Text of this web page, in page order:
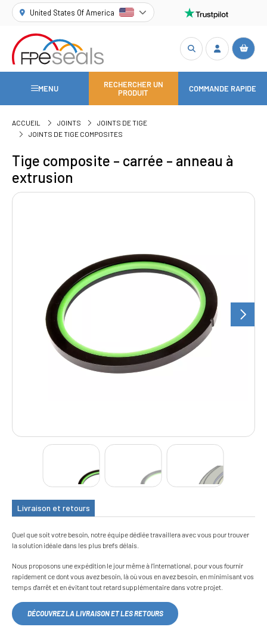
United States Of America
MENU
RECHERCHER UN
PRODUIT
COMMANDE RAPIDE
ACCUEIL JOINTS
JOINTS DE TIGE
JOINTS DE TIGE COMPOSITES
Tige composite – carrée – anneau à
extrusion
Livraison et retours
Quel que soit votre besoin, notre équipe dédiée travaillera avec vous pour trouver
la solution idéale dans les plus brefs délais.
Nous proposons une expédition le jour même à l'international, pour vous fournir
rapidement ce dont vous avez besoin, là où vous en avez besoin, en minimisant vos
temps d'arrêt et en évitant tout retard supplémentaire dans votre projet.
DÉCOUVREZ LA LIVRAISON ET LES RETOURS